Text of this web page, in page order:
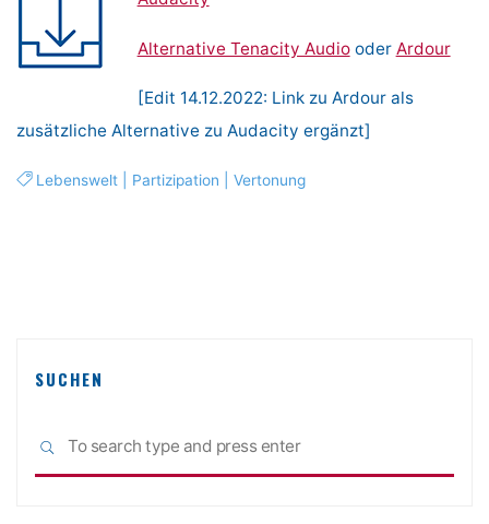
Alternative Tenacity Audiooder Ardour
[Edit 14.12.2022: Link zu Ardour als
zusätzliche Alternative zu Audacity ergänzt]
Lebenswelt Partizipation |Vertonung
SUCHEN
SEARCH